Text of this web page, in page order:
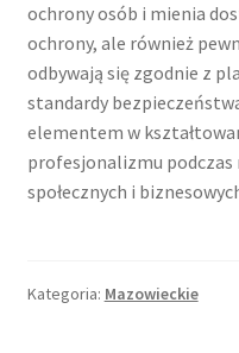
ochrony osób i mienia
ochrony, ale również
odbywają się zgodnie z
standardy
elementem w
profesjonalizmu
społecznych i
Kategoria: Mazowieckie